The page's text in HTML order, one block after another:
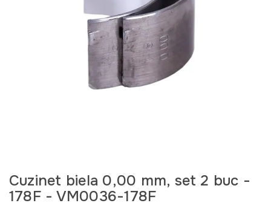
Cuzinet biela 0,00 mm, set 2 buc -
178F - VM0036-178F